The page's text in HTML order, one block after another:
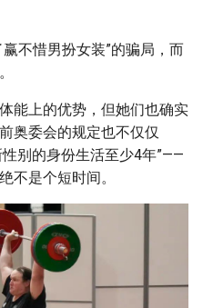
不惜男扮女装”的骗局，而
能上的优势，但她们也确实
奥委会的规定也不仅仅
性别的身份生活至少4年”——
不是个短时间。